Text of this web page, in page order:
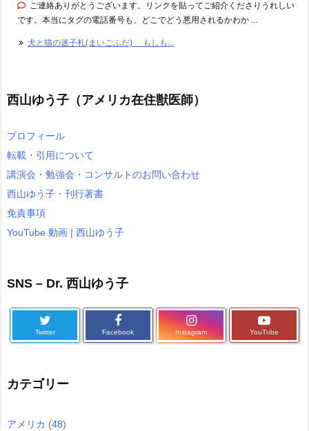
ご連絡ありがとうございます。リンクを貼ってご紹介くださりうれしい
です。本当にタグの電話番号も、どこでどう悪用されるかわか ...
犬と猫の迷子札(まいごふだ) もしも...
西山ゆう子（アメリカ在住獣医師）
プロフィール
転載・引用について
講演会・勉強会・コンサルトのお問い合わせ
西山ゆう子・刊行著書
免責事項
YouTube 動画 | 西山ゆう子
SNS – Dr. 西山ゆう子
Twitter Facebook Instagram YouTube
カテゴリー
アメリカ (48)